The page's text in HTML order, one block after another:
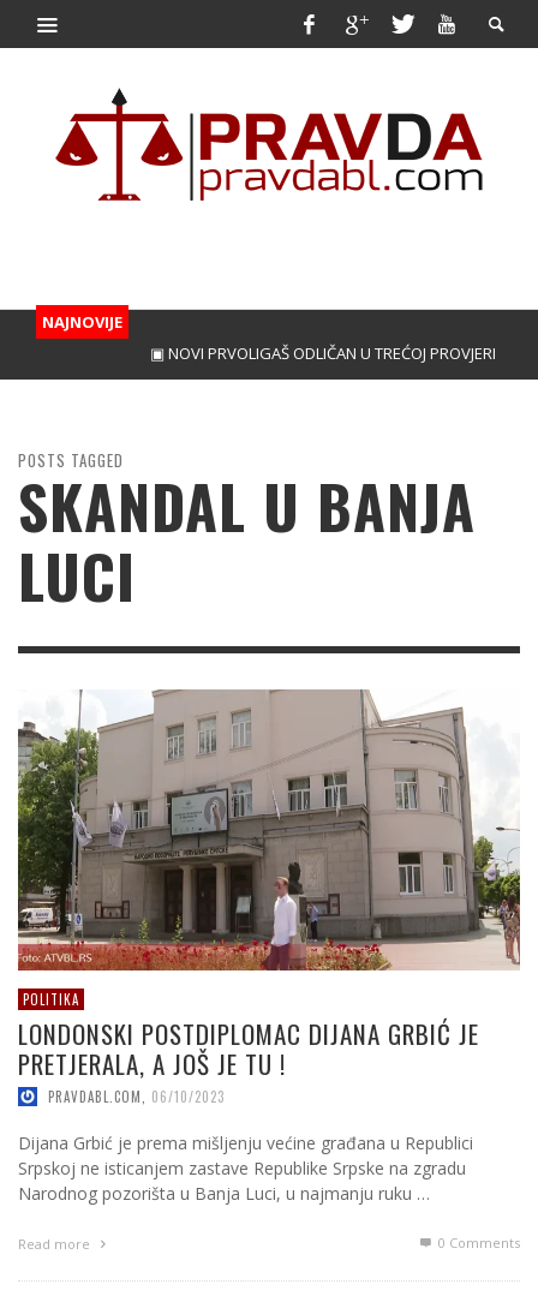
NAJNOVIJE
▣ NOVI PRVOLIGAŠ ODLIČAN U TREĆOJ PROVJERI ▣
POSTS TAGGED
SKANDAL U BANJA
LUCI
POLITIKA
LONDONSKI POSTDIPLOMAC DIJANA GRBIĆ JE
PRETJERALA, A JOŠ JE TU !
PRAVDABL.COM 06/10/2023
Dijana Grbić je prema mišljenju većine građana u Republici
Srpskoj ne isticanjem zastave Republike Srpske na zgradu
Narodnog pozorišta u Banja Luci, u najmanju ruku …
Read more 0 Comments